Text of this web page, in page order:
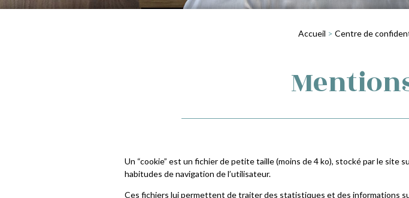
Accueil > Centre de
Un “cookie” est un fichier de petite taille (moins de 4 ko), stocké par le site
habitudes de navigation de l’utilisateur.
Ces fichiers lui permettent de traiter des statistiques et des informations